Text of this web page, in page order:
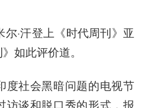
·汗登上《时代周刊》亚
如此评价道。
度社会黑暗问题的电视节
访谈和脱口秀的形式，报